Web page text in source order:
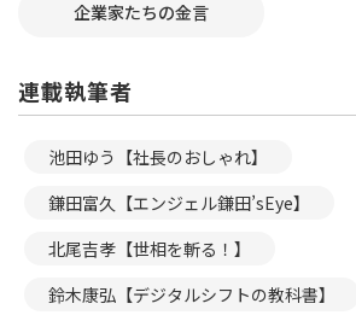
企業家たちの金言
連載執筆者
池田ゆう【社長のおしゃれ】
鎌田富久【エンジェル鎌田’sEye】
北尾吉孝【世相を斬る！】
鈴木康弘【デジタルシフトの教科書】